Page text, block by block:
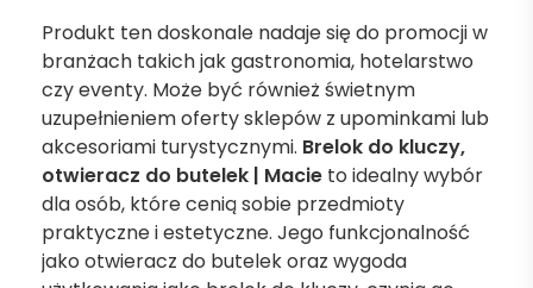
Produkt ten doskonale nadaje się do promocji w
branżach takich jak gastronomia, hotelarstwo
czy eventy. Może być również świetnym
uzupełnieniem oferty sklepów z upominkami lub
akcesoriami turystycznymi. Brelok do kluczy,
otwieracz do butelek | Macie to idealny wybór
dla osób, które cenią sobie przedmioty
praktyczne i estetyczne. Jego funkcjonalność
jako otwieracz do butelek oraz wygoda